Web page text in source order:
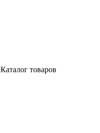
Каталог товаров